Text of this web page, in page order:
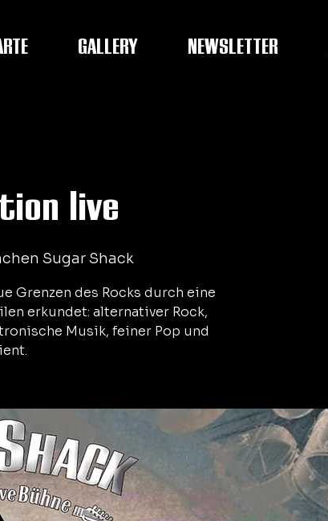
GALLERY NEWSLETTER
live
Sugar Shack
Grenzen des Rocks durch eine
erkundet: alternativer Rock,
Musik, feiner Pop und